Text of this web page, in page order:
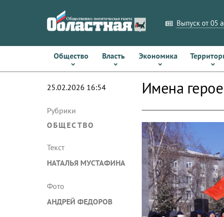
Выпуск от 05
Общество Власть Экономика
25.02.2026 16:54
Рубрики
ОБЩЕСТВО
Текст
НАТАЛЬЯ МУСТАФИНА
Фото
АНДРЕЙ ФЕДОРОВ
Имена